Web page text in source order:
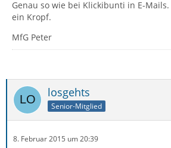
Genau so wie bei Klickibunti in E-
ein Kropf.
MfG Peter
losgehts
Senior-Mitglied
8. Februar 2015 um 20:39